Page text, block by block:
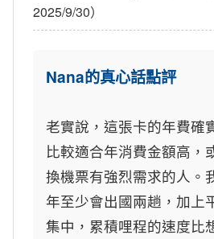
2025/9/30）
Nana的真心話點評
老實說，這張卡的年費確
比較適合年消費金額高，
換機票有強烈需求的人。
年至少會出國兩趟，加上
集中，累積哩程的速度比